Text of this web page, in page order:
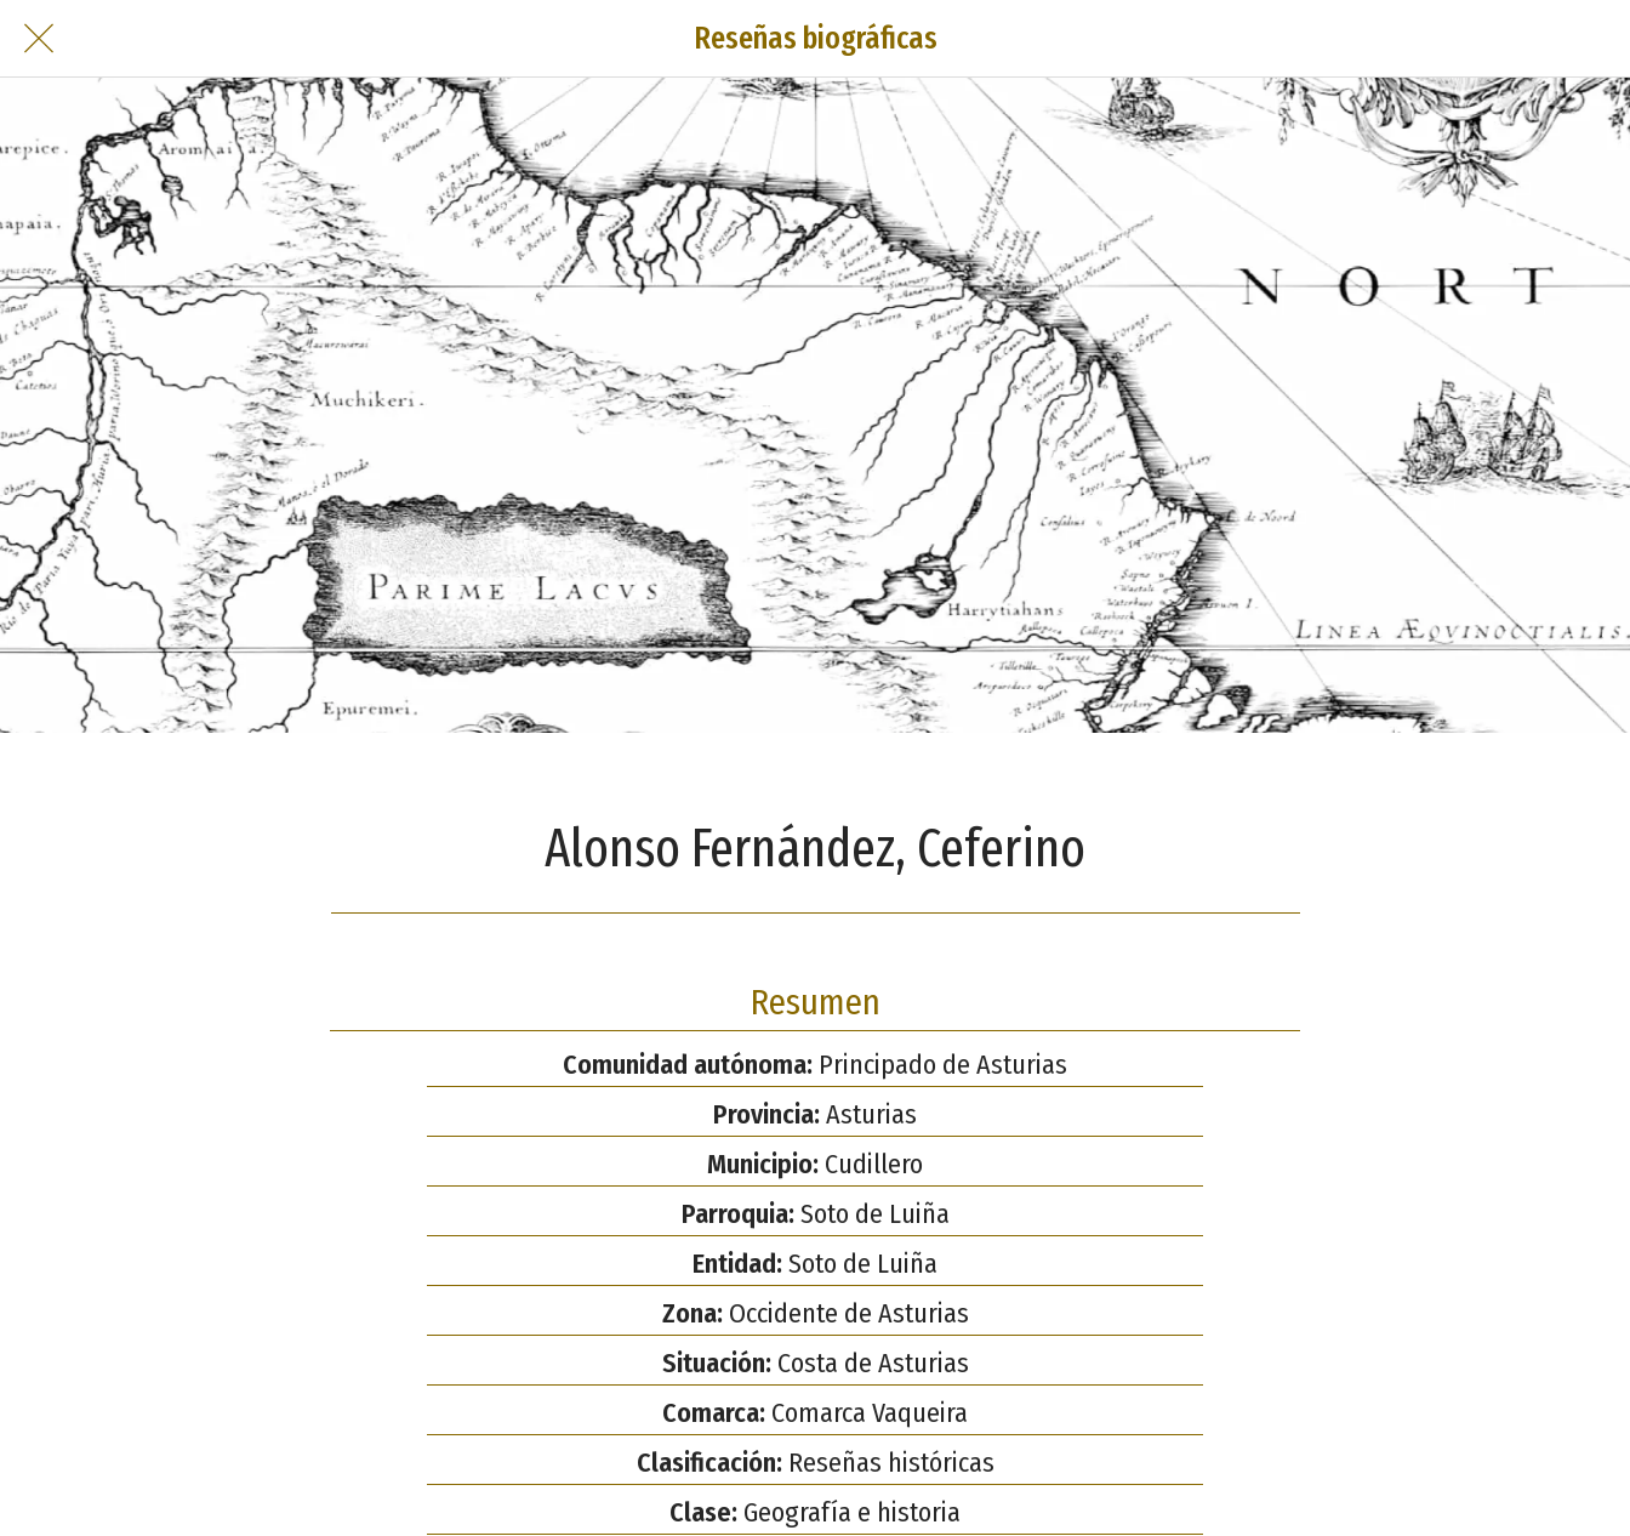
Reseñas biográficas
Alonso Fernández, Ceferino
Resumen
Comunidad autónoma: Principado de Asturias
Provincia: Asturias
Municipio: Cudillero
Parroquia: Soto de Luiña
Entidad: Soto de Luiña
Zona: Occidente de Asturias
Situación: Costa de Asturias
Comarca: Comarca Vaqueira
Clasificación: Reseñas históricas
Clase: Geografía e historia